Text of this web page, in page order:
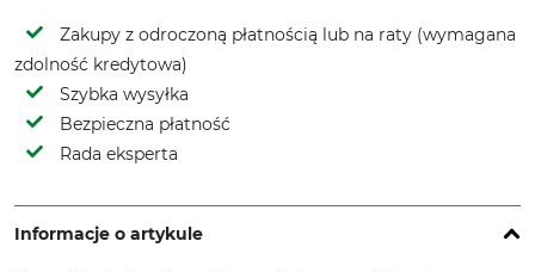
Zakupy z odroczoną płatnością lub na raty (wymagana
zdolność kredytowa)
Szybka wysyłka
Bezpieczna płatność
Rada eksperta
Informacje o artykule